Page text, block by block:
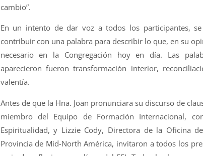
cambio”.
En un intento de dar voz a todos los participantes,
contribuir con una palabra para describir lo que, en su
necesario en la Congregación hoy en día. Las
aparecieron fueron transformación interior,
valentía.
Antes de que la Hna. Joan pronunciara su discurso de
miembro del Equipo de Formación Internacional,
Espiritualidad, y Lizzie Cody, Directora de la Oficina
Provincia de Mid-North América, invitaron a todos los